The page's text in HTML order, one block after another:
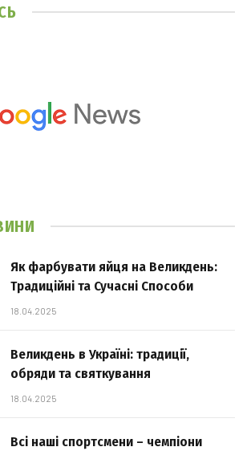
Як фарбувати яйця на Великдень:
Традиційні та Сучасні Способи
18.04.2025
Великдень в Україні: традиції,
обряди та святкування
18.04.2025
Всі наші спортсмени – чемпіони